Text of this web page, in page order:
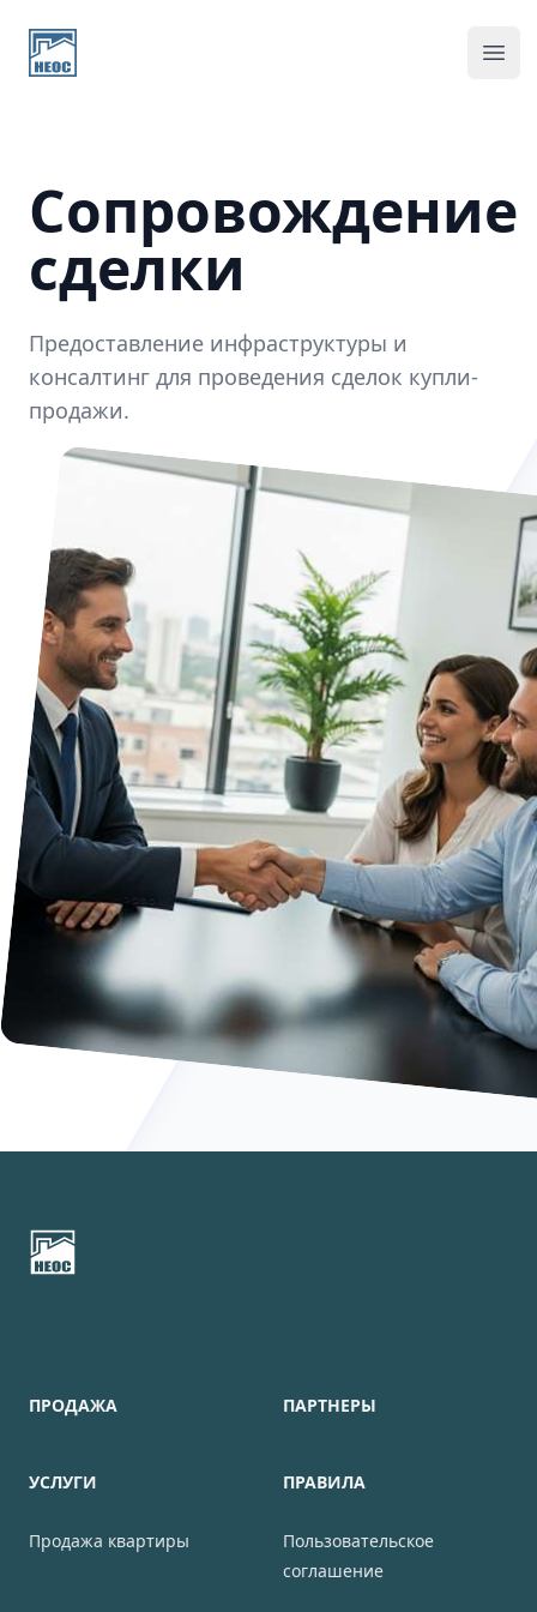
Home page
Сопровождение
сделки
Предоставление инфраструктуры и
консалтинг для проведения сделок купли-
продажи.
ПРОДАЖА
УСЛУГИ
Продажа квартиры
ПАРТНЕРЫ
ПРАВИЛА
Пользовательское
соглашение